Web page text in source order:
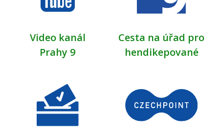
Video kanál
Prahy 9
Cesta na úřad pro
hendikepované